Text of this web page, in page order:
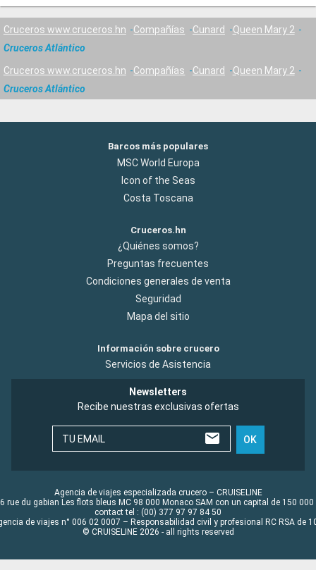
Cruceros www.cruceros.hn Compañías Cunard
Queen Mary 2
Cruceros Atlántico
Cruceros www.cruceros.hn Compañías Cunard
Queen Mary 2
Cruceros Atlántico
Barcos más populares
MSC World Europa
Icon of the Seas
Costa Toscana
Cruceros.hn
¿Quiénes somos?
Preguntas frecuentes
Condiciones generales de venta
Seguridad
Mapa del sitio
Información sobre crucero
Servicios de Asistencia
Newsletters
Recibe nuestras exclusivas ofertas
TU EMAIL OK
Agencia de viajes especializada crucero – CRUISELINE
rue du gabian Les flots bleus MC 98 000 Monaco SAM con un capital de 150 000
contact tel : (00) 377 97 97 84 50
de viajes n° 006 02 0007 – Responsabilidad civil y profesional RC RSA de
© CRUISELINE 2026 - all rights reserved